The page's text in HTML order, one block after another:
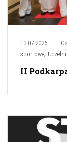
13.07.2026
sportowe,
II